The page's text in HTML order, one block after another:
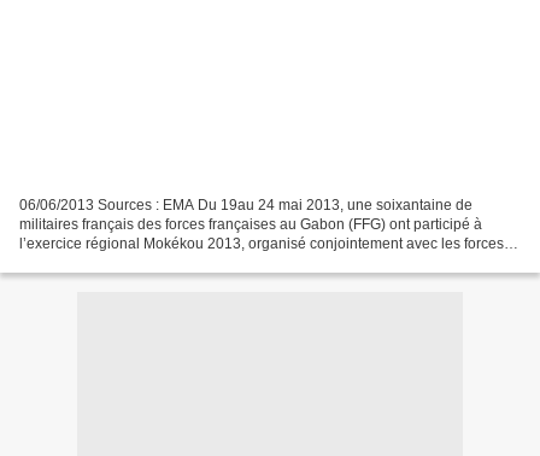
06/06/2013 Sources : EMA Du 19au 24 mai 2013, une soixantaine de
militaires français des forces françaises au Gabon (FFG) ont participé à
l’exercice régional Mokékou 2013, organisé conjointement avec les forces